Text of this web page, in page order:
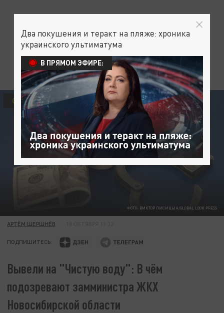
ФОТО: ВИКТОР ЛИСИЦЫН/GLOBAL LOOK PRESS
ОБЩЕСТВО
АРТЁМ ШЕРШНЁВ
ПОДПИШИТЕСЬ:
Вывели на "Чистую воду": В чём
подозревают замминистра ЖКХ
Новосибирской области
Два покушения и теракт на пляже: хроника
украинского ультиматума
В ПРЯМОМ ЭФИРЕ: